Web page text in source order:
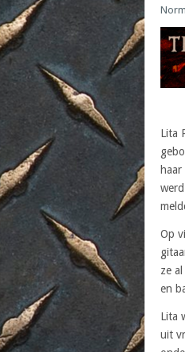
Lita
Op
ze
en
Lita
uit